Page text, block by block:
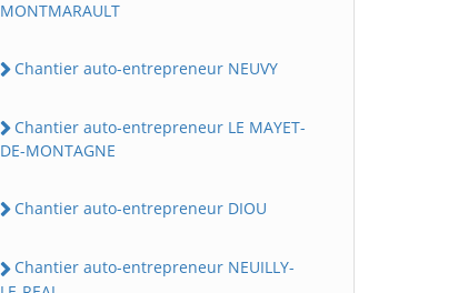
MONTMARAULT
Chantier auto-entrepreneur NEUVY
Chantier auto-entrepreneur LE MAYET-
DE-MONTAGNE
Chantier auto-entrepreneur DIOU
Chantier auto-entrepreneur NEUILLY-